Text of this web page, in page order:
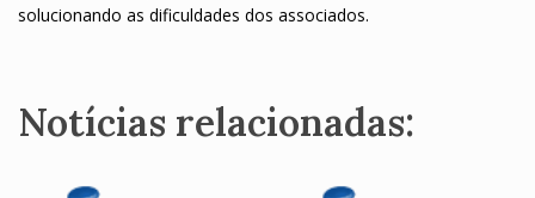
solucionando as dificuldades dos associados.
Notícias relacionadas: